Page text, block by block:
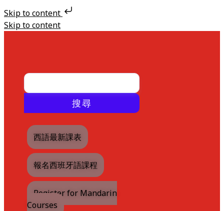
Skip to content
Skip to content
搜尋
西語最新課表
報名西班牙語課程
Register for Mandarin
Courses